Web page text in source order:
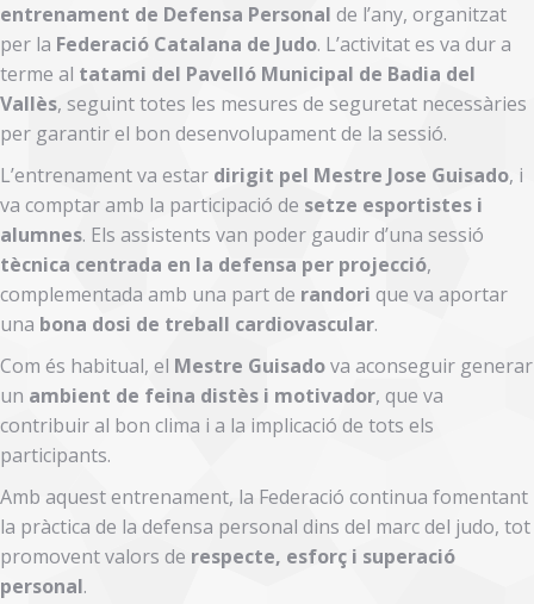
entrenament de Defensa Personal de l’any, organitzat
per la Federació Catalana de Judo. L’activitat es va dur a
terme al tatami del Pavelló Municipal de Badia del
Vallès, seguint totes les mesures de seguretat necessàries
per garantir el bon desenvolupament de la sessió.
L’entrenament va estar dirigit pel Mestre Jose Guisado, i
va comptar amb la participació de setze esportistes i
alumnes. Els assistents van poder gaudir d’una sessió
tècnica centrada en la defensa per projecció,
complementada amb una part de randori que va aportar
una bona dosi de treball cardiovascular.
Com és habitual, el Mestre Guisadova aconseguir generar
un ambient de feina distès i motivador, que va
contribuir al bon clima i a la implicació de tots els
participants.
Amb aquest entrenament, la Federació continua fomentant
la pràctica de la defensa personal dins del marc del judo, tot
promovent valors de respecte, esforç i superació
personal.